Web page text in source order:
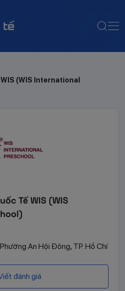
(WIS International
Tế WIS (WIS
An Hội Đông, TP. Hồ Chí
đánh giá